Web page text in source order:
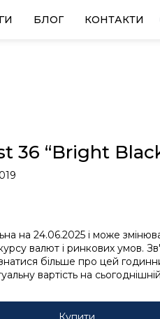
БЛОГ КОНТАКТИ
36 “Bright
на 24.06.2025 і може
валют і ринкових умов.
більше про цей
вартість на